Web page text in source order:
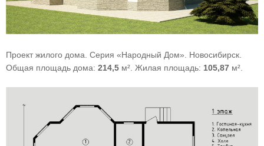
Проект жилого дома. Серия «Народный Дом». Новосибирск.
Общая площадь дома: 214,5 м². Жилая площадь: 105,87 м².